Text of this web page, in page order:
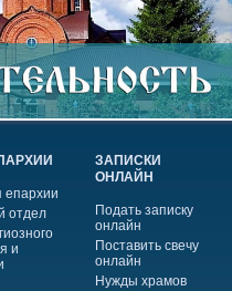
епархии
отдел
и
ЗАПИСКИ
ОНЛАЙН
Подать записку
онлайн
Поставить свечу
онлайн
Нужды храмов